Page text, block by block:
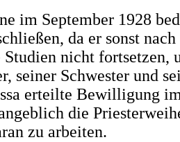
im September 1928
da er sonst
nicht fortsetzen,
seiner Schwester und
erteilte Bewilligung
die
zu arbeiten.